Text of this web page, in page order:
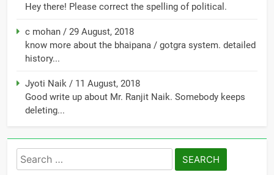
Hey there! Please correct the spelling of political.
c mohan / 29 August, 2018
know more about the bhaipana / gotgra system. detailed
history...
Jyoti Naik / 11 August, 2018
Good write up about Mr. Ranjit Naik. Somebody keeps
deleting...
Search
for: